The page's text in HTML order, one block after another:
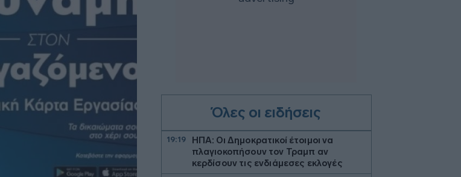
Όλες οι ειδήσεις
19:19
ΗΠΑ: Οι Δημοκρατικοί έτοιμοι να
πλαγιοκοπήσουν τον Τραμπ αν
κερδίσουν τις ενδιάμεσες εκλογές